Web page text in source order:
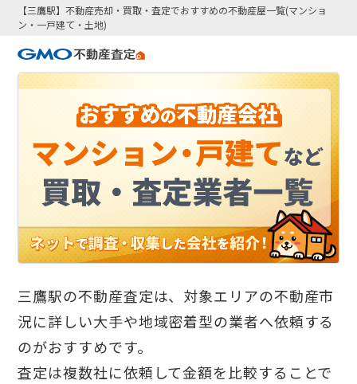
【三鷹駅】不動産売却・買取・査定でおすすめの不動産屋一覧(マンショ
ン・一戸建て・土地)
三鷹駅の不動産査定は、対象エリアの不動産市
況に詳しい大手や地域密着型の業者へ依頼する
のがおすすめです。
査定は複数社に依頼して金額を比較することで